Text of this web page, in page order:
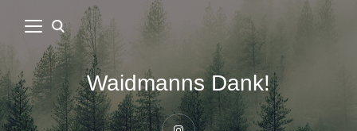
Waidmanns Dank!